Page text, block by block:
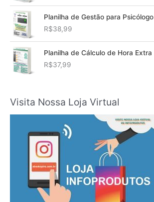
Planilha de Gestão para Psicólogo
R$38,99
Planilha de Cálculo de Hora Extra
R$37,99
Visita Nossa Loja Virtual